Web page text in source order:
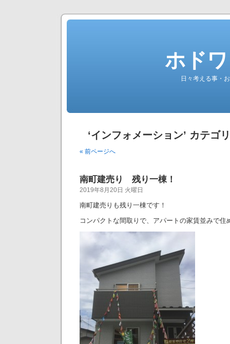
ホド
日々考える事・
‘インフォメーション’ カテゴ
« 前ページへ
南町建売り 残り一棟！
2019年8月20日 火曜日
南町建売りも残り一棟です！
コンパクトな間取りで、アパートの家賃並みで住